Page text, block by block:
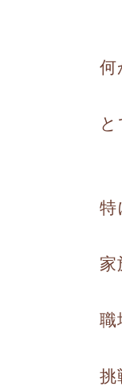
何
特
家
職
挑